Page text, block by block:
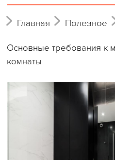
Главная Полезное
Основные требования к
комнаты